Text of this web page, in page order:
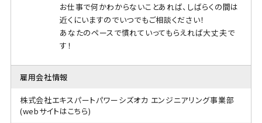
お仕事で何かわからないことあれば、しばらくの間は
近くにいますのでいつでもご相談ください！
あなたのペースで慣れていってもらえれば大丈夫で
す！
雇用会社情報
株式会社エキスパートパワーシズオカ エンジニアリング事業部
(webサイトはこちら)